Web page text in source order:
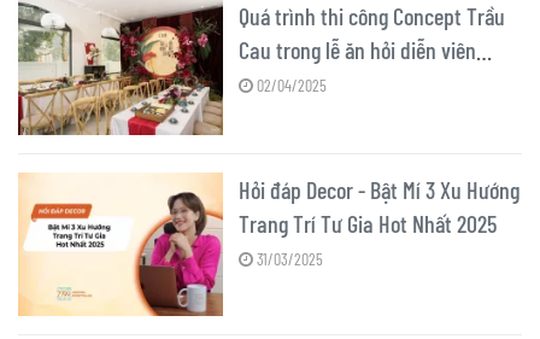
Quá trình thi công Concept Trầu
Cau trong lễ ăn hỏi diễn viên
Quỳnh Lương
02/04/2025
Hỏi đáp Decor - Bật Mí 3 Xu Hướng
Trang Trí Tư Gia Hot Nhất 2025
31/03/2025